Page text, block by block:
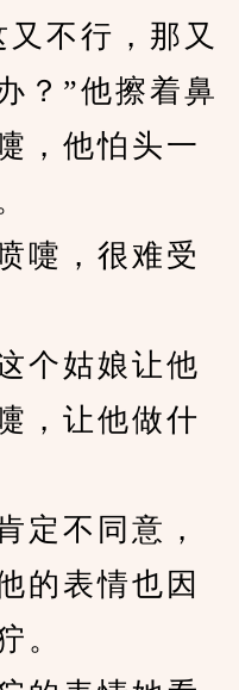
不行，那又
？”他擦着鼻
，他怕头一
，很难受
姑娘让他
，让他做什
不同意，
的表情也因
。